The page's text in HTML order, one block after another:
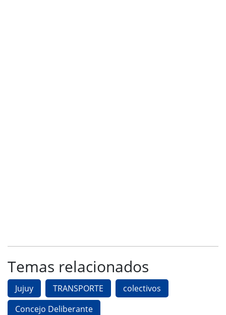
Temas relacionados
Jujuy TRANSPORTE
colectivos
Concejo Deliberante